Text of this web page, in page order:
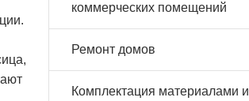
коммерческих помещений
Ремонт домов
Комплектация материалами и